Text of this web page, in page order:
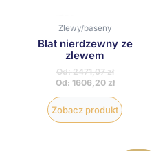
Zlewy/baseny
Blat nierdzewny ze
zlewem
Od:2471,07zł
Od: 1606,20 zł
Zobacz produkt
produktu